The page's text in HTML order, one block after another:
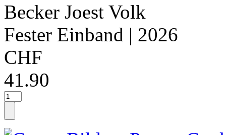
Becker Joest Volk
Fester Einband | 2026
CHF
41.90